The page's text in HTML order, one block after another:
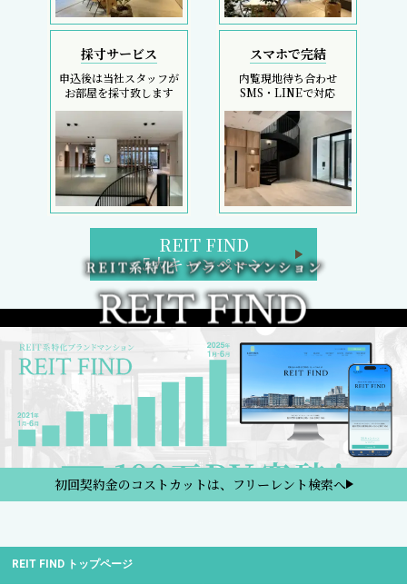
採寸サービス
申込後は当社スタッフが
お部屋を採寸致します
スマホで完結
内覧現地待ち合わせ
SMS・LINEで対応
REIT FIND
5大キャンペーン
初回契約金のコストカットは、フリーレント検索へ
REIT FIND トップページ